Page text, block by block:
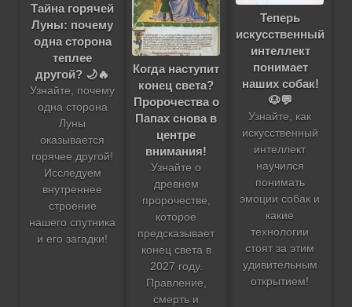
Тайна горячей
Луны: почему
одна сторона
теплее
другой? 🌙🔥
Узнайте, почему
одна сторона
Луны
оказывается
горячее другой!
Исследуем
внутреннее
строение
нашего спутника
и его загадки!
Когда наступит
конец света?
Пророчества о
Папах снова в
центре
внимания!
Узнайте о
древнем
пророчестве,
которое
предсказывает
конец света в
2027 году.
Правление,
смерть и
Теперь
искусственный
интеллект
понимает
наших собак!
🐶💬
Узнайте, как
искусственный
интеллект
научился
понимать
эмоции собак и
какие
технологии
стоят за этим
удивительным
открытием!